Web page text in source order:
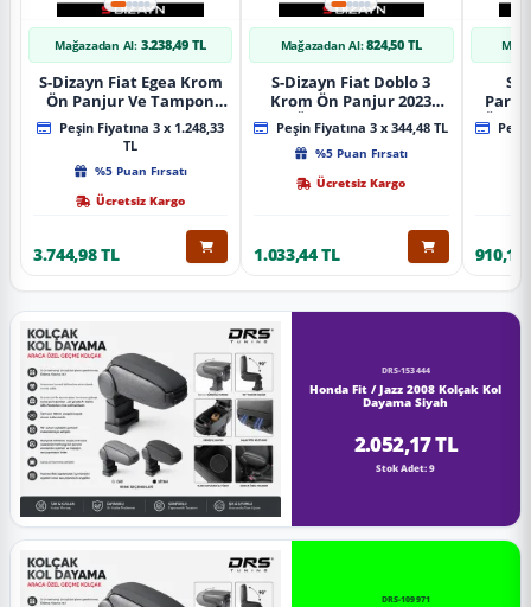
Mağazadan Al: 3.238,49 TL
S-Dizayn Fiat Egea Krom
Ön Panjur Ve Tampon
Çıta Seti Diamond Model
22 Prç. 2020 Üzeri (Parlak
Peşin Fiyatına 3 x 1.248,33
TL
%5 Puan Fırsatı
Ücretsiz Kargo
3.744,98 TL
Mağazadan Al: 824,50 TL
S-Dizayn Fiat Doblo 3
Krom Ön Panjur 2023
Üzeri A+ Kalite
Peşin Fiyatına 3 x 344,48 TL
%5 Puan Fırsatı
Ücretsiz Kargo
1.033,44 TL
S-
Ön
910,16
DRS-153444
Honda Fit / Jazz 2008 Kolçak Kol
Dayama Siyah
2.052,17 TL
Stok Adet: 9
DRS-109971